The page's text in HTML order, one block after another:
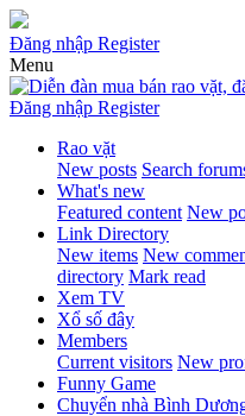
Đăng nhập Register
Menu
Đăng nhập Register
Rao vặt
New posts Search
What's new
Featured content New
Link Directory
New items New
directory Mark read
Xem TV
Xổ số đây
Members
Current visitors New
Funny Game
Chuyển nhà Bình